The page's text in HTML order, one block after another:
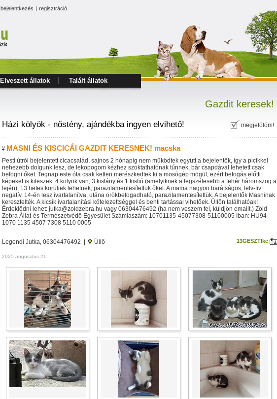
bejelentkezés | regisztráció
Elveszett állatok Talált állatok
Gazdit keresek!
megjelölöm!
Házi kölyök - nőstény, ajándékba ingyen elvihető!
MASNI ÉS KISCICÁI GAZDIT KERESNEK! macska
Pesti útról bejelentett cicacsalád, sajnos 2 hónapig nem működtek együtt a bejelentők, így a picikkel
nehezebb dolgunk lesz, de lekopogom kézhez szoktathatónak tűnnek, bár csapdával lehetett csak
befogni őket. Tegnap este óta csak ketten merészkedtek ki a mosógép mögül, ezért befogás előtti
képeket is kiteszek. 4 kölyök van, 3 kislány és 1 kisfiú (amelyiknek a legszélesebb a fehér háromszög a
fején), 13 hetes körüliek lehetnek, parazitamentesítettük őket. A mama nagyon barátságos, felv-fiv
negatív, 14-én lesz ivartalanítva, utána örökbefogadható, parazitamentesítettük. A bejelentők Masninak
keresztelték. A kicsik ivartalanítási kötelezettséggel és benti tartással vihetőek. Üllőn találhatóak!
Érdeklődni lehet: jutka@zoldzebra.hu vagy 06304476492 (ha nem veszem fel, küldjön emailt.) Zöld
Zebra Állat-és Természetvédő Egyesület Számlaszám: 10701135-45077308-51100005 Iban: HU94
1070 1135 4507 7308 5110 0005
Legendi Jutka, 06304476492 | Üllő 13GESZTIke
2025 augusztus 21.